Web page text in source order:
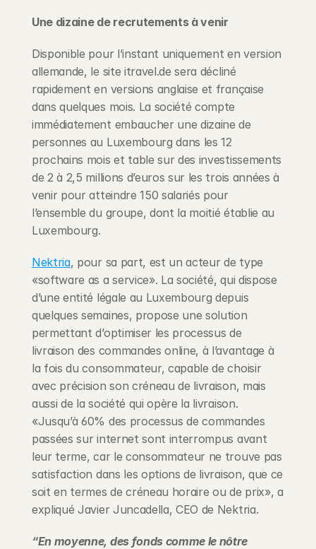
Une dizaine de recrutements à venir
Disponible pour l’instant uniquement en version
allemande, le site itravel.de sera décliné
rapidement en versions anglaise et française
dans quelques mois. La société compte
immédiatement embaucher une dizaine de
personnes au Luxembourg dans les 12
prochains mois et table sur des investissements
de 2 à 2,5 millions d’euros sur les trois années à
venir pour atteindre 150 salariés pour
l’ensemble du groupe, dont la moitié établie au
Luxembourg.
Nektria, pour sa part, est un acteur de type
«software as a service». La société, qui dispose
d’une entité légale au Luxembourg depuis
quelques semaines, propose une solution
permettant d’optimiser les processus de
livraison des commandes online, à l’avantage à
la fois du consommateur, capable de choisir
avec précision son créneau de livraison, mais
aussi de la société qui opère la livraison.
«Jusqu’à 60% des processus de commandes
passées sur internet sont interrompus avant
leur terme, car le consommateur ne trouve pas
satisfaction dans les options de livraison, que ce
soit en termes de créneau horaire ou de prix», a
expliqué Javier Juncadella, CEO de Nektria.
“En moyenne, des fonds comme le nôtre